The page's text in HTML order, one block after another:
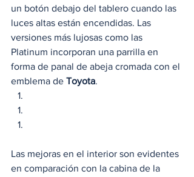
un botón debajo del tablero cuando las
luces altas están encendidas. Las
versiones más lujosas como las
Platinum incorporan una parrilla en
forma de panal de abeja cromada con el
emblema de Toyota.
Las mejoras en el interior son evidentes
en comparación con la cabina de la